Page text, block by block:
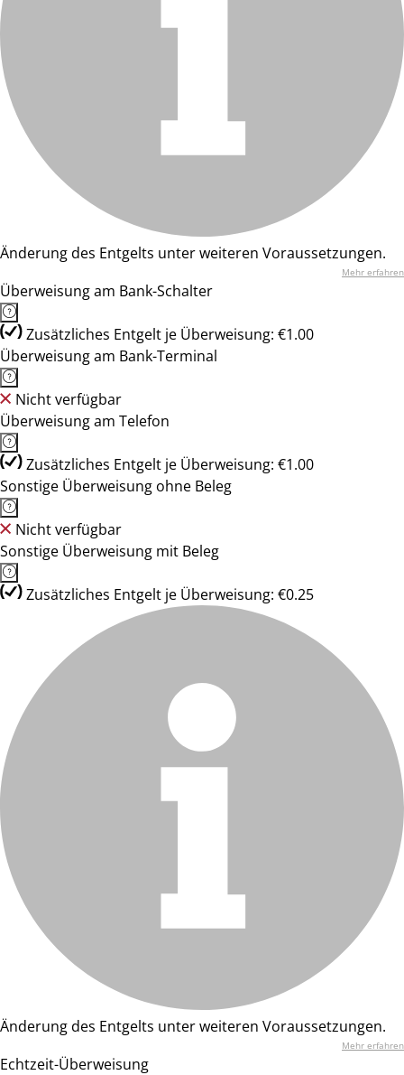
Änderung des Entgelts unter weiteren Voraussetzungen.
Mehr erfahren
Überweisung am Bank-Schalter
Zusätzliches Entgelt je Überweisung: €1.00
Überweisung am Bank-Terminal
Nicht verfügbar
Überweisung am Telefon
Zusätzliches Entgelt je Überweisung: €1.00
Sonstige Überweisung ohne Beleg
Nicht verfügbar
Sonstige Überweisung mit Beleg
Zusätzliches Entgelt je Überweisung: €0.25
Änderung des Entgelts unter weiteren Voraussetzungen.
Mehr erfahren
Echtzeit-Überweisung